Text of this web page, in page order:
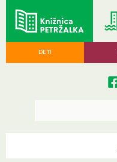
DETI